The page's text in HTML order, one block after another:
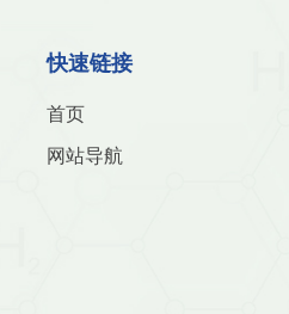
快速链接
首页
网站导航